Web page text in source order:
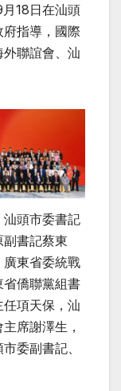
18日在汕頭
指導，國際
聯誼會、汕
汕頭市委書記
書記蔡東
東省委統戰
僑聯黨組書
項天保，汕
席謝澤生，
委副書記、